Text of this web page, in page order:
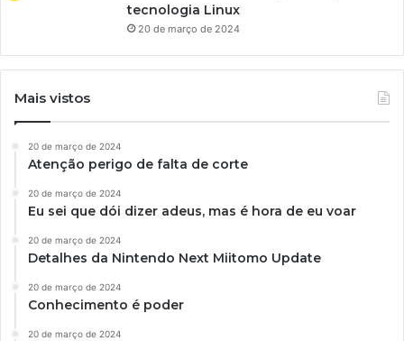
tecnologia Linux
20 de março de 2024
Mais vistos
20 de março de 2024
Atenção perigo de falta de corte
20 de março de 2024
Eu sei que dói dizer adeus, mas é hora de eu voar
20 de março de 2024
Detalhes da Nintendo Next Miitomo Update
20 de março de 2024
Conhecimento é poder
20 de março de 2024